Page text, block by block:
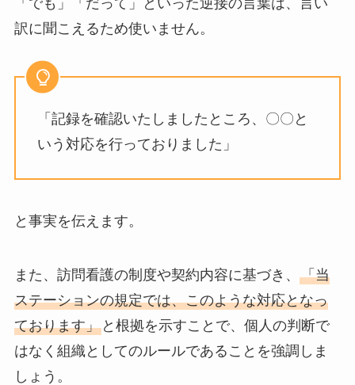
訳に聞こえるため使いません。
「記録を確認いたしましたところ、〇〇と
いう対応を行っておりました」
と事実を伝えます。
また、訪問看護の制度や契約内容に基づき、 「当
ステーションの規定では、このような対応となっ
ております」と根拠を示すことで、個人の判断で
はなく組織としてのルールであることを強調しま
しょう。